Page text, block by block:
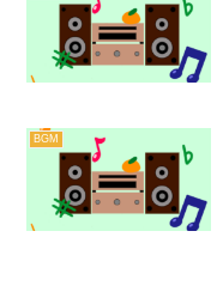
BGM